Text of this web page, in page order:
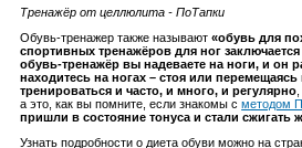
Тренажёр от целлюлита - ПоТапки
Обувь-тренажер также называют«обувь для
спортивных тренажёров для ног
обувь-тренажёр вы надеваете на ноги, и он
находитесь на ногах – стоя или перемещаясь
тренироваться и часто, и много, и регулярно
а это, как вы помните, если знакомы сметодом
пришли в состояние тонуса и стали сжигать
Узнать подробности о диета обуви можно на